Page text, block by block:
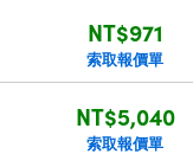
NT$971
索取報價單
NT$5,040
索取報價單